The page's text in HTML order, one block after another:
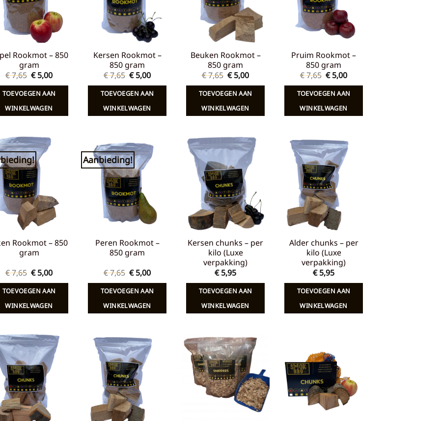
Rookmot – 850
gram
€7,65 Oorspronkelijke
prijs
was:
€ 7,65.
€5,00Huidige
is:
€ 5,00.
TOEVOEGEN AAN
WINKELWAGEN
Kersen Rookmot –
850 gram
€7,65 Oorspronkelijke
prijs
was:
€ 7,65.
€5,00Huidige
is:
€ 5,00.
TOEVOEGEN AAN
WINKELWAGEN
Beuken Rookmot –
850 gram
€7,65 Oorspronkelijke
prijs
was:
€ 7,65.
€5,00Huidige
is:
€ 5,00.
TOEVOEGEN AAN
WINKELWAGEN
Pruim Rookmot –
850 gram
€7,65 Oorspronkelijke
prijs
was:
€ 7,65.
€5,00Huidige
is:
€ 5,00.
TOEVOEGEN AAN
WINKELWAGEN
Toevoegen
verlanglijst
Rookmot – 850
gram
€7,65 Oorspronkelijke
prijs
was:
€ 7,65.
€5,00Huidige
is:
€ 5,00.
TOEVOEGEN AAN
WINKELWAGEN
Aanbieding!
Toevoegen
verlanglijst
Peren Rookmot –
850 gram
€7,65 Oorspronkelijke
prijs
was:
€ 7,65.
€5,00Huidige
is:
€ 5,00.
TOEVOEGEN AAN
WINKELWAGEN
Toevoegen
aan
verlanglijst
Kersen chunks – per
kilo (Luxe
verpakking)
€5,95
TOEVOEGEN AAN
WINKELWAGEN
Toevoegen
aan
verlanglijst
Alder chunks – per
kilo (Luxe
verpakking)
€5,95
TOEVOEGEN AAN
WINKELWAGEN
Toevoegen
aan
verlanglijst
Toevoegen
aan
verlanglijst
Toevoegen
aan
verlanglijst
Toevoegen
aan
verlanglijst